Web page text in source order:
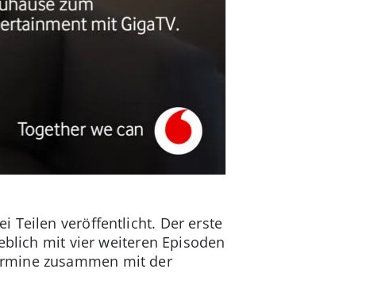
Teilen veröffentlicht. Der erste
mit vier weiteren Episoden
zusammen mit der